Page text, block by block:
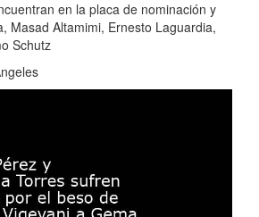
en la placa de nominación y
Masad Altamimi, Ernesto Laguardia,
Schutz